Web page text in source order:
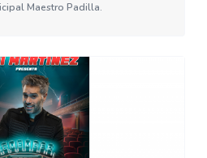
Maestro Padilla.